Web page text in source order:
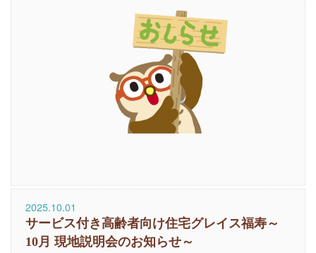
2025.10.01
サービス付き高齢者向け住宅グレイス福寿～
10月 現地説明会のお知らせ～